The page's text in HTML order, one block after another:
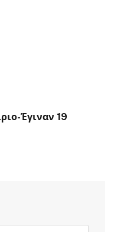
Έγιναν 19